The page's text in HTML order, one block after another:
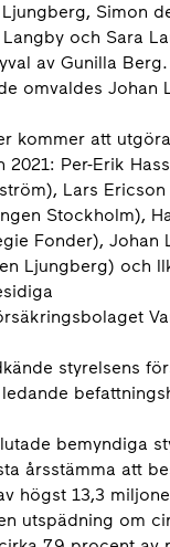
Simon
och Sara
av Gunilla
omvaldes Johan
kommer att
2021: Per-Erik
Lars
Stockholm),
Fonder), Johan
Ljungberg) och
styrelsens
bemyndiga
årsstämma att
högst 13,3
utspädning om